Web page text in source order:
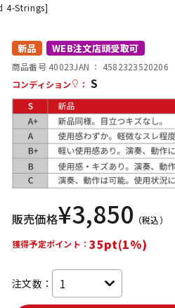
ウクレレ
その他楽器
レコーディン
グ機器
4-Strings]
新品 WEB注文店頭受取可
商品番号 40023JAN ： 4582323520206
コンディション
： S
販売価格¥3,850 （税込）
獲得予定ポイント：35pt(1%)
注文数：